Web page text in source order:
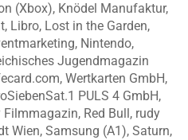
(Xbox), Knödel Manufaktur,
Libro, Lost in the Garden,
Nintendo,
Jugendmagazin
Wertkarten GmbH,
PULS 4 GmbH,
Filmmagazin, Red Bull, rudy
Wien, Samsung (A1), Saturn,